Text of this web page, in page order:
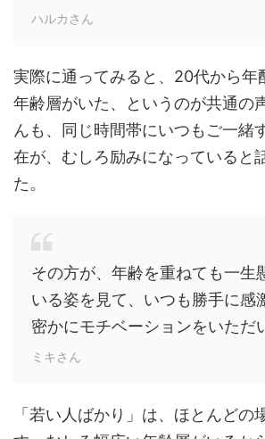
ハルカさん
実際に通ってみると、20代から年
年齢層がいた、というのが共通の
んも、同じ時間帯にいつもご一緒
在が、むしろ励みになっていると
た。
その方が、年齢を重ねても一生
いる姿を見て、いつも勝手に感
密かにモチベーションをいただ
ミキさん
「若い人ばかり」は、ほとんどの